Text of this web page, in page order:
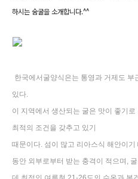
하시는 숨굴을 소개합니다.^^
한국에서 굴양식은는 통영과 거제도 부
있다.
이
지역에서 생산되는 굴은 맛이 좋기로
최적의 조건을 갖추고 있기
때문이다. 섬이 많고 리아스식 해안이기
동안 외부로부터 받는 충격이 적으며 ,